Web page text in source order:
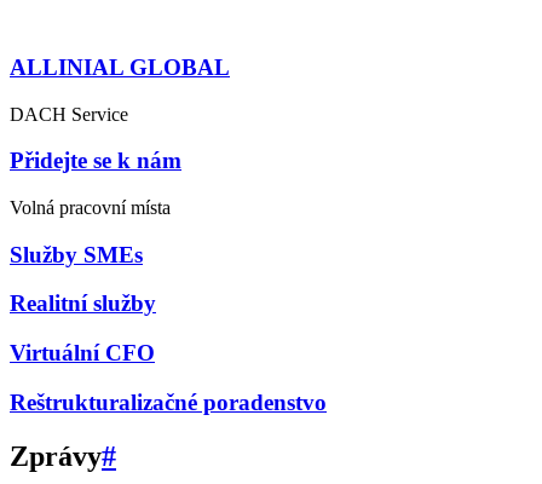
ALLINIAL GLOBAL
DACH Service
Přidejte se k nám
Volná pracovní místa
Služby SMEs
Realitní služby
Virtuální CFO
Reštrukturalizačné poradenstvo
Zprávy#